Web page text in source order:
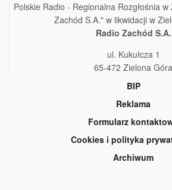
Polskie Radio - Regionalna Rozgłośnia
Zachód S.A." w likwidacji w
Radio Zachód S.A.
ul. Kukułcza 1
65-472 Zielona Góra
BIP
Reklama
Formularz
Cookies i polityka
Archiwum